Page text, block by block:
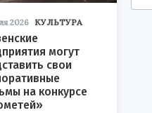
2026 КУЛЬТУРА
могут
свои
на конкурсе